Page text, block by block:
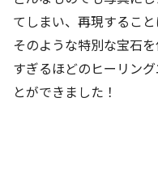
てしまい、再現するこ
そのような特別な宝石
すぎるほどのヒーリン
とができました！